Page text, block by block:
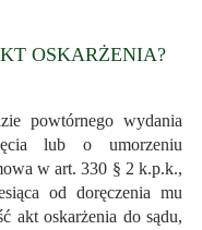
OSKARŻENIA?
powtórnego wydania
lub o umorzeniu
w art. 330 § 2 k.p.k.,
od doręczenia mu
akt oskarżenia do sądu,